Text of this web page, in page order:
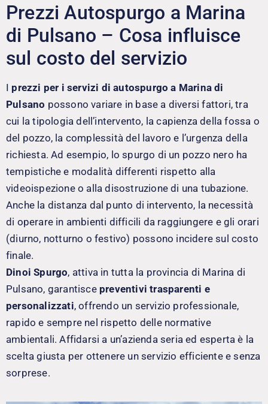
Prezzi Autospurgo a Marina
di Pulsano – Cosa influisce
sul costo del servizio
I prezzi per i servizi di autospurgo a Marina di
Pulsano possono variare in base a diversi fattori, tra
cui la tipologia dell’intervento, la capienza della fossa o
del pozzo, la complessità del lavoro e l’urgenza della
richiesta. Ad esempio, lo spurgo di un pozzo nero ha
tempistiche e modalità differenti rispetto alla
videoispezione o alla disostruzione di una tubazione.
Anche la distanza dal punto di intervento, la necessità
di operare in ambienti difficili da raggiungere e gli orari
(diurno, notturno o festivo) possono incidere sul costo
finale.
Dinoi Spurgo, attiva in tutta la provincia di Marina di
Pulsano, garantisce preventivi trasparenti e
personalizzati, offrendo un servizio professionale,
rapido e sempre nel rispetto delle normative
ambientali. Affidarsi a un’azienda seria ed esperta è la
scelta giusta per ottenere un servizio efficiente e senza
sorprese.